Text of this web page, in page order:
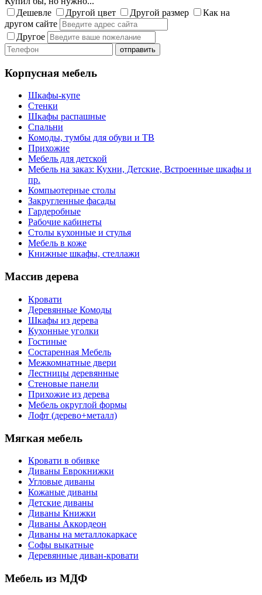
Дешевле
Другой цвет Другой размер
Как на
другом сайте
Другое
Корпусная мебель
Шкафы-купе
Стенки
Шкафы распашные
Спальни
Комоды, тумбы для обуви и ТВ
Прихожие
Мебель для детской
Мебель на заказ: Кухни, Детские, Встроенные шкафы и
пр.
Компьютерные столы
Закругленные фасады
Гардеробные
Рабочие кабинеты
Столы кухонные и стулья
Мебель в коже
Книжные шкафы, стеллажи
Массив дерева
Кровати
Деревянные Комоды
Шкафы из дерева
Кухонные уголки
Гостиные
Состаренная Мебель
Межкомнатные двери
Лестницы деревянные
Стеновые панели
Прихожие из дерева
Мебель округлой формы
Лофт (дерево+металл)
Мягкая мебель
Кровати в обивке
Диваны Еврокнижки
Угловые диваны
Кожаные диваны
Детские диваны
Диваны Книжки
Диваны Аккордеон
Диваны на металлокаркасе
Софы выкатные
Деревянные диван-кровати
Мебель из МДФ